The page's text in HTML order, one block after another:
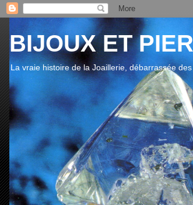
BIJOUX ET
La vraie histoire de la Joaillerie, débarrassée